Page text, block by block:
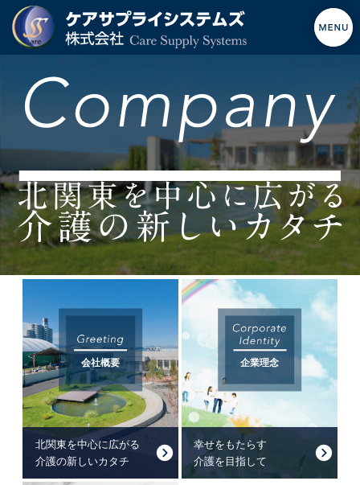
会社概要
北関東を中心に広がる
介護の新しいカタチ
企業理念
幸せをもたらす
介護を目指して